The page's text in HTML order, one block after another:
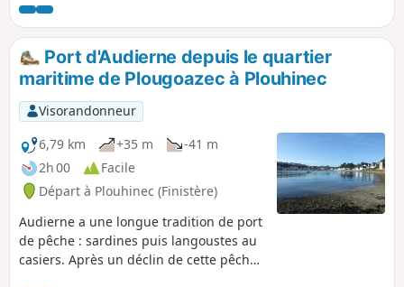
côtière.Ce parcours commence par la
découverte du port avec ses activités,
puis se prolonge dans la campagne
environnante.Le retour s'effectue par le
sentier côtier qui a été endommagé par
endroits du fait des assauts de la mer.
Port d'Audierne depuis le quartier
maritime de Plougoazec à Plouhinec
Visorandonneur
6,79 km
+35 m
-41 m
2h 00
Facile
Départ à Plouhinec (Finistère)
Audierne a une longue tradition de port
de pêche : sardines puis langoustes au
casiers. Après un déclin de cette pêche,